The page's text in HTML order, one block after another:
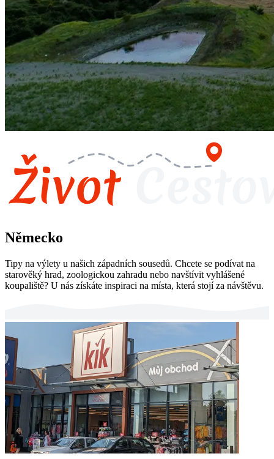
Německo
Tipy na výlety u našich západních sousedů. Chcete se podívat na
starověký hrad, zoologickou zahradu nebo navštívit vyhlášené
koupaliště? U nás získáte inspiraci na místa, která stojí za návštěvu.